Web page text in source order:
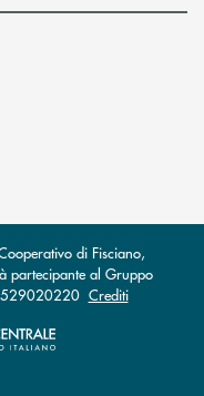
apre l’app di posta
di Fisciano,
partecipante al Gruppo
Crediti